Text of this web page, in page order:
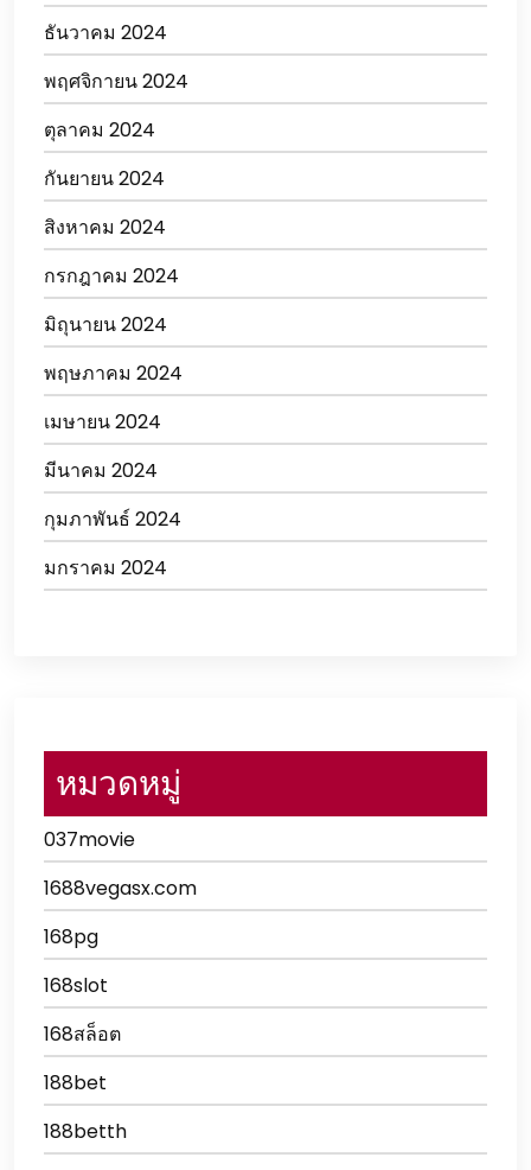
ธันวาคม 2024
พฤศจิกายน 2024
ตุลาคม 2024
กันยายน 2024
สิงหาคม 2024
กรกฎาคม 2024
มิถุนายน 2024
พฤษภาคม 2024
เมษายน 2024
มีนาคม 2024
กุมภาพันธ์ 2024
มกราคม 2024
หมวดหมู่
037movie
1688vegasx.com
168pg
168slot
168สล็อต
188bet
188betth